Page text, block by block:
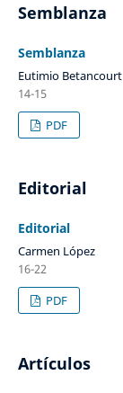
Semblanza
Semblanza
Eutimio Betancourt
14-15
PDF
Editorial
Editorial
Carmen López
16-22
PDF
Artículos